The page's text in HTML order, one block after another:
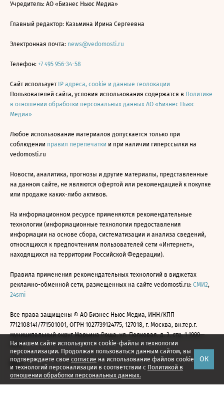
На нашем сайте используются cookie-файлы и технологии
персонализации. Продолжая пользоваться данным сайтом, вы
подтверждаете свое согласие на использование файлов cookie
и технологий персонализации в соответствии с Политикой в
отношении обработки персональных данных.
ОК
Учредитель: АО «Бизнес Ньюс Медиа»
Главный редактор: Казьмина Ирина Сергеевна
Электронная почта: news@vedomosti.ru
Телефон: +7 495 956-34-58
Сайт использует IP адреса, cookie и данные геолокации
Пользователей сайта, условия использования содержатся в Политике
в отношении обработки персональных данных АО «Бизнес Ньюс
Медиа»
Любое использование материалов допускается только при
соблюдении правил перепечатки и при наличии гиперссылки на
vedomosti.ru
Новости, аналитика, прогнозы и другие материалы, представленные
на данном сайте, не являются офертой или рекомендацией к покупке
или продаже каких-либо активов.
На информационном ресурсе применяются рекомендательные
технологии (информационные технологии предоставления
информации на основе сбора, систематизации и анализа сведений,
относящихся к предпочтениям пользователей сети «Интернет»,
находящихся на территории Российской Федерации).
Правила применения рекомендательных технологий в виджетах
рекламно-обменной сети, размещенных на сайте vedomosti.ru: СМИ2,
24smi
Все права защищены © АО Бизнес Ньюс Медиа, ИНН/КПП
7712108141/771501001, ОГРН 1027739124775, 127018, г. Москва, вн.тер.г.
муниципальный округ Марьина Роща, ул. Полковая, д. 3, стр. 1 1999—
2026